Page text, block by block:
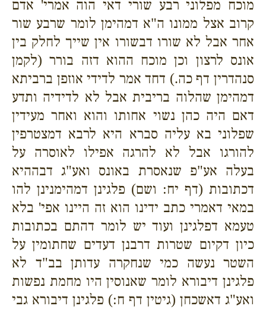
מוכח מפלוני רבע שורי דאי הוה אמרי' אדם
קרוב אצל ממונו ה"א דמהימן לומר שרבע שור
אחר אבל לא שורו דבשורו אין שייך לחלק בין
אונס לרצון וכן מוכח ההוא דזה בורר (לקמן
סנהדרין דף כה.) דחד אמר לדידי אוזפן ברביתא
דמהימן שהלוה בריבית אבל לא לדידיה ותדע
דאם היה כהן נשוי אחותו והוא ואחר מעידין
שפלוני בא עליה סברא היא לרבא דמצטרפין
להורגו אבל לא להרגה אפילו לאוסרה על
בעלה אע"פ שנאסרת באונס ואע"ג דבההיא
דכתובות (דף יח: ושם) פלגינן דמהימנינן להו
במאי דאמרי כתב ידינו הוא זה היינו אפי' בלא
טעמא דפלגינן ועוד יש לומר דהתם בכתובות
כיון דקיום שטרות דרבנן דעדים שחתומין על
השטר נעשה כמי שנחקרה עדותן בב"ד לא
פלגינן דיבורא לומר שאנוסין היו מחמת נפשות
ואע"ג דאשכחן (גיטין דף ח:) פלגינן דיבורא גבי